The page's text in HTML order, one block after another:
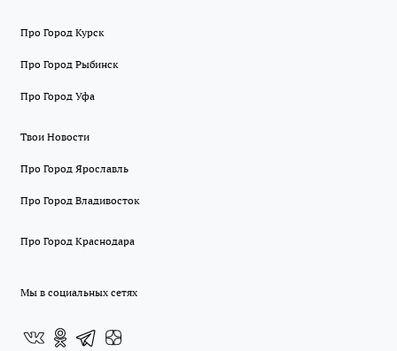
Про Город Курск
Про Город Рыбинск
Про Город Уфа
Твои Новости
Про Город Ярославль
Про Город Владивосток
Про Город Краснодара
Мы в социальных сетях